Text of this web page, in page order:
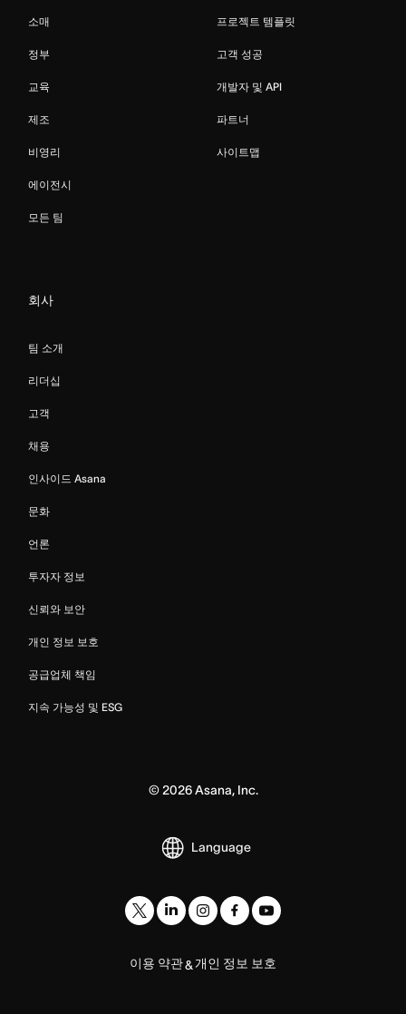
소매
정부
교육
제조
비영리
에이전시
모든 팀
프로젝트 템플릿
고객 성공
개발자 및 API
파트너
사이트맵
회사
팀 소개
리더십
고객
채용
인사이드 Asana
문화
언론
투자자 정보
신뢰와 보안
개인 정보 보호
공급업체 책임
지속 가능성 및 ESG
© 2026Asana, Inc.
Language
이용 약관& 개인 정보 보호